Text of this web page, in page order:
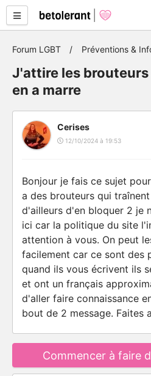
Forum LGBT Préventions &
J'attire les
en a marre
Cerises
12/10/2024 à 19:53
Bonjour je fais ce sujet
a des brouteurs qui
d'ailleurs d'en bloquer 2 je
ici car la politique du site
attention à vous. On peut
facilement car ce sont des
quand ils vous écrivent ils
et ont un français
d'aller faire connaissance
bout de 2 message. Faites
Commencer à faire